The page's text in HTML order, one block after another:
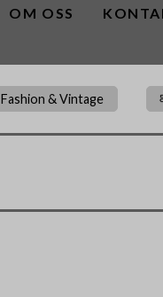
OM OSS
Fashion & Vintage